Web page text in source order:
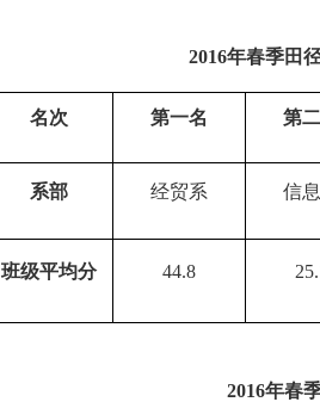
2016年春季田
名次 第一名 第
系部 经贸系 信
班级平均分 44.8
2016年春